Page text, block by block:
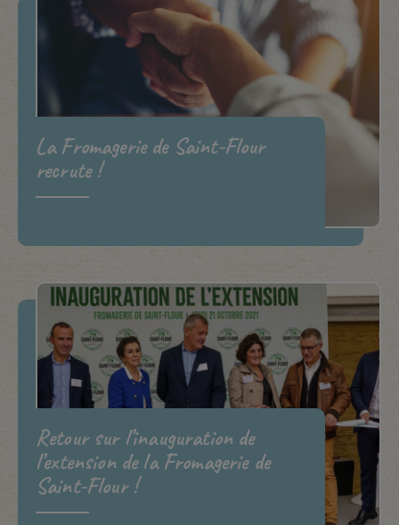
La Fromagerie de Saint-Flour
recrute !
Retour sur l’inauguration de
l’extension de la Fromagerie de
Saint-Flour !